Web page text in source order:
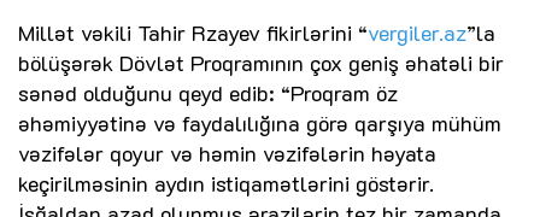
Millət vəkili Tahir Rzayev fikirlərini “vergiler.az”la
bölüşərək Dövlət Proqramının çox geniş əhatəli bir
sənəd olduğunu qeyd edib: “Proqram öz
əhəmiyyətinə və faydalılığına görə qarşıya mühüm
vəzifələr qoyur və həmin vəzifələrin həyata
keçirilməsinin aydın istiqamətlərini göstərir.